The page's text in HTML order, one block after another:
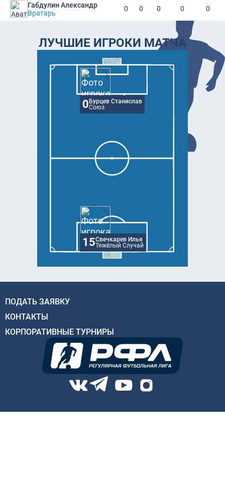
Габдулин Александр
Вратарь
0 0 0 0 0
ЛУЧШИЕ ИГРОКИ МАТЧА
0Бурцев Станислав
Союз
15Свечкарев Илья
Тяжёлый Случай
ПОДАТЬ ЗАЯВКУ
КОНТАКТЫ
КОРПОРАТИВНЫЕ ТУРНИРЫ